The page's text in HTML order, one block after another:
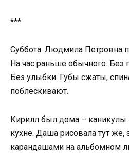
***
Суббота. Людмила Петровна
На час раньше обычного. Без
Без улыбки. Губы сжаты,
поблёскивают.
Кирилл был дома –
кухне. Даша рисовала тут же,
карандашами на альбомном